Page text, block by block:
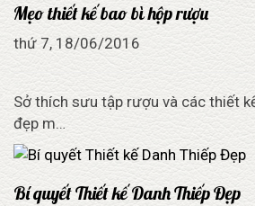
Mẹo thiết kế bao bì hộp rượu
thứ 7, 18/06/2016
Sở thích sưu tập rượu và các thiết
đẹp m…
Bí quyết Thiết kế Danh Thiếp Đẹp